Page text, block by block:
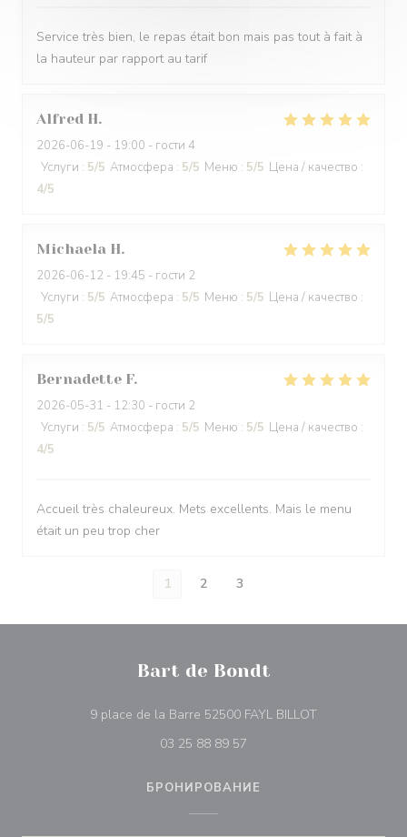
Service très bien, le repas était bon mais pas tout à fait à
la hauteur par rapport au tarif
Alfred H
2026-06-19 - 19:00 - гости 4
Услуги : 5/5 Атмосфера : 5/5 Меню : 5/5 Цена / качество :
4/5
Michaela H
2026-06-12 - 19:45 - гости 2
Услуги : 5/5 Атмосфера : 5/5 Меню : 5/5 Цена / качество :
5/5
Bernadette F
2026-05-31 - 12:30 - гости 2
Услуги : 5/5 Атмосфера : 5/5 Меню : 5/5 Цена / качество :
4/5
Accueil très chaleureux. Mets excellents. Mais le menu
était un peu trop cher
1 2 3
Bart de Bondt
9 place de la Barre 52500 FAYL BILLOT((открывается
03 25 88 89 57
БРОНИРОВАНИЕ